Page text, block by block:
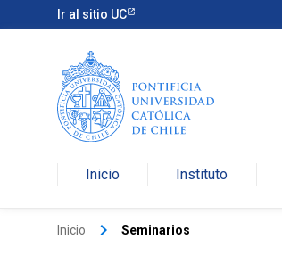
Ir al sitio UC
Inicio Instituto
Inicio keyboard_arrow_right Seminarios